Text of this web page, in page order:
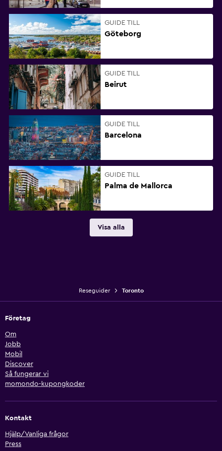
GUIDE TILL
Göteborg
GUIDE TILL
Beirut
GUIDE TILL
Barcelona
GUIDE TILL
Palma de Mallorca
Visa alla
Reseguider Toronto
Företag
Om
Jobb
Mobil
Discover
Så fungerar vi
momondo-kupongkoder
Kontakt
Hjälp/Vanliga frågor
Press